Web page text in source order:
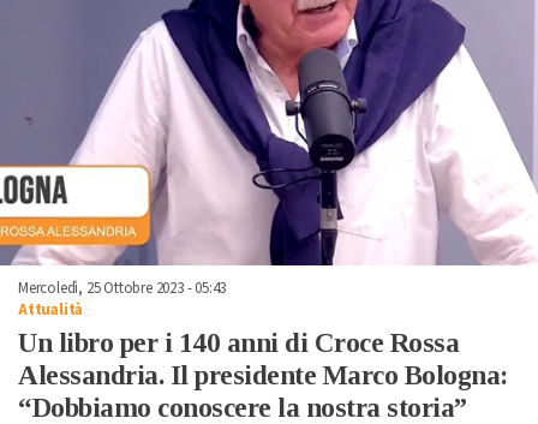
Mercoledì, 25 Ottobre 2023 - 05:43
Attualità
Un libro per i 140 anni di Croce Rossa
Alessandria. Il presidente Marco Bologna:
“Dobbiamo conoscere la nostra storia”